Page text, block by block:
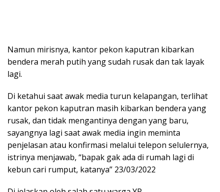
Namun mirisnya, kantor pekon kaputran kibarkan
bendera merah putih yang sudah rusak dan tak layak
lagi.
Di ketahui saat awak media turun kelapangan, terlihat
kantor pekon kaputran masih kibarkan bendera yang
rusak, dan tidak mengantinya dengan yang baru,
sayangnya lagi saat awak media ingin meminta
penjelasan atau konfirmasi melalui telepon selulernya,
istrinya menjawab, “bapak gak ada di rumah lagi di
kebun cari rumput, katanya” 23/03/2022